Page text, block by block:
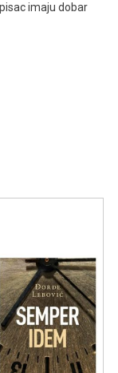
imaju dobar